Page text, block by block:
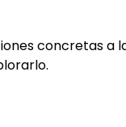
concretas a